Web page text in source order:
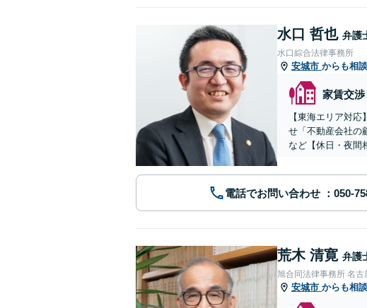
水口 哲也 弁護
水口綜合法律事務所
安城市 からも相
家賃交渉
【東海エリア対
せ「不動産会社の
など【休日・夜間
電話でお問い合わせ
荒木 清寛 弁護
旭合同法律事務所 名古
安城市 からも相